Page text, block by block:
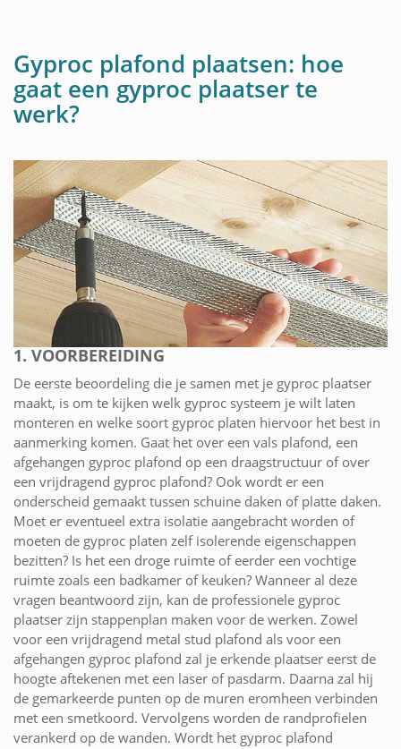
Gyproc plafond plaatsen: hoe
gaat een gyproc plaatser te
werk?
1. VOORBEREIDING
De eerste beoordeling die je samen met je gyproc plaatser
maakt, is om te kijken welk gyproc systeem je wilt laten
monteren en welke soort gyproc platen hiervoor het best in
aanmerking komen. Gaat het over een vals plafond, een
afgehangen gyproc plafond op een draagstructuur of over
een vrijdragend gyproc plafond? Ook wordt er een
onderscheid gemaakt tussen schuine daken of platte daken.
Moet er eventueel extra isolatie aangebracht worden of
moeten de gyproc platen zelf isolerende eigenschappen
bezitten? Is het een droge ruimte of eerder een vochtige
ruimte zoals een badkamer of keuken? Wanneer al deze
vragen beantwoord zijn, kan de professionele gyproc
plaatser zijn stappenplan maken voor de werken. Zowel
voor een vrijdragend metal stud plafond als voor een
afgehangen gyproc plafond zal je erkende plaatser eerst de
hoogte aftekenen met een laser of pasdarm. Daarna zal hij
de gemarkeerde punten op de muren eromheen verbinden
met een smetkoord. Vervolgens worden de randprofielen
verankerd op de wanden. Wordt het gyproc plafond